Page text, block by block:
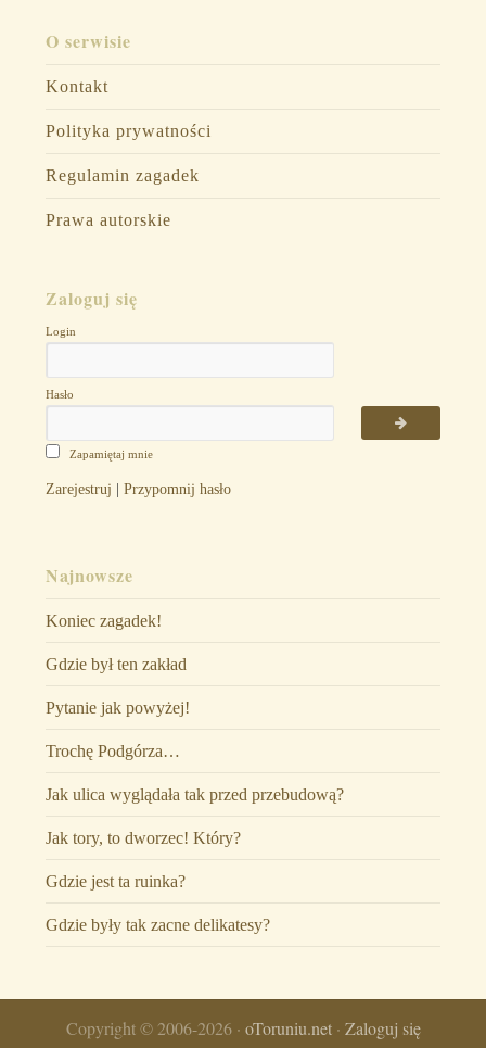
O serwisie
Kontakt
Polityka prywatności
Regulamin zagadek
Prawa autorskie
Zaloguj się
Login
Hasło
Zapamiętaj mnie
Zarejestruj | Przypomnij hasło
Najnowsze
Koniec zagadek!
Gdzie był ten zakład
Pytanie jak powyżej!
Trochę Podgórza…
Jak ulica wyglądała tak przed przebudową?
Jak tory, to dworzec! Który?
Gdzie jest ta ruinka?
Gdzie były tak zacne delikatesy?
Copyright © 2006-2026 · oToruniu.net· Zaloguj się